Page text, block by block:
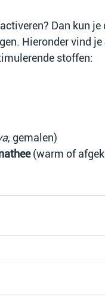
Dan kun
Hieronder vind
stoffen:
, gemalen)
(warm of